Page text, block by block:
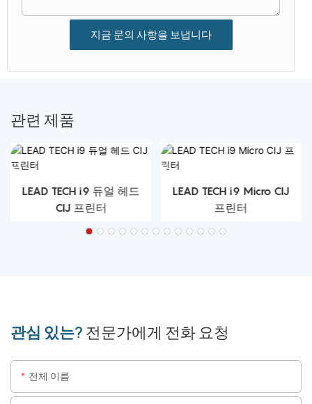
지금 문의 사항을 보냅니다
관련 제품
LEAD TECH i9 듀얼 헤드
CIJ 프린터
LEAD TECH i9 Micro CIJ
프린터
관심 있는? 전문가에게 전화 요청
전체 이름